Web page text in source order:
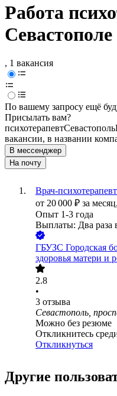
Работа
Севастополе
, 1 вакансия
По вашему запросу ещё
Присылать вам?
психотерапевтСевастополь
вакансии, в названии
В мессенджер
На почту
Врач-психотерапевт
от 20 000 ₽ за месяц,
Опыт 1-3 года
Выплаты: Два раза
ГБУЗС Городская
здоровья матери и
2.8
•
3 отзыва
Севастополь,
Можно без резюме
Откликнитесь
Откликнуться
Другие